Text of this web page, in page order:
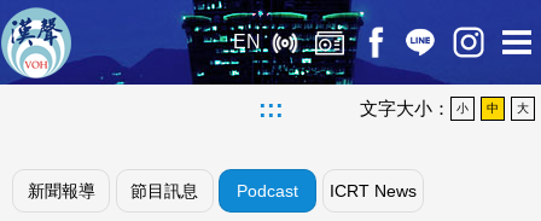
EN
::: 文字大小： 小 中 大
新聞報導 節目訊息 Podcast ICRT News